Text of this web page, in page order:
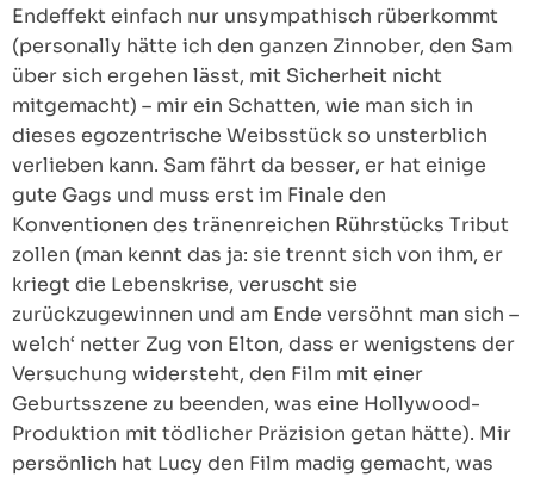
Endeffekt einfach nur unsympathisch rüberkommt
(personally hätte ich den ganzen Zinnober, den Sam
über sich ergehen lässt, mit Sicherheit nicht
mitgemacht) – mir ein Schatten, wie man sich in
dieses egozentrische Weibsstück so unsterblich
verlieben kann. Sam fährt da besser, er hat einige
gute Gags und muss erst im Finale den
Konventionen des tränenreichen Rührstücks Tribut
zollen (man kennt das ja: sie trennt sich von ihm, er
kriegt die Lebenskrise, veruscht sie
zurückzugewinnen und am Ende versöhnt man sich –
welch‘ netter Zug von Elton, dass er wenigstens der
Versuchung widersteht, den Film mit einer
Geburtsszene zu beenden, was eine Hollywood-
Produktion mit tödlicher Präzision getan hätte). Mir
persönlich hat Lucy den Film madig gemacht, was